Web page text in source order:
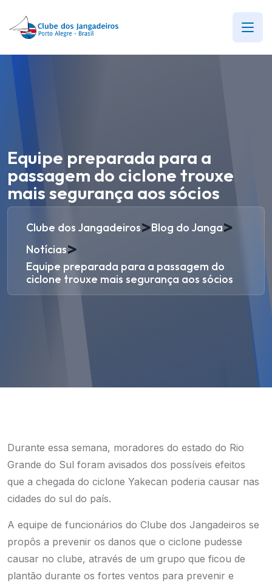
Equipe preparada para a
passagem do ciclone trouxe
mais segurança aos sócios
Clube dos Jangadeiros>Blog do Janga>
Notícias>
Equipe preparada para a passagem do
ciclone trouxe mais segurança aos sócios
Durante essa semana, moradores do estado do Rio
Grande do Sul foram avisados dos possíveis efeitos
que a chegada do ciclone Yakecan poderia causar nas
cidades do sul do país.
A equipe de funcionários do Clube dos Jangadeiros se
propôs a prevenir os danos que o ciclone pudesse
causar no clube, através de um grupo que ficou de
plantão durante os fortes ventos para prevenir e